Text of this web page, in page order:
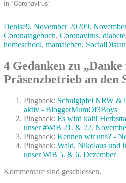
In "Coronavirus"
Autor
DeniseVeröffentlicht
am
9. November 20209.
Coronatagebuch, Coronavirus,
homeschool, mamaleben,
4 Gedanken zu
Präsenzbetrieb an den
Pingback: Schulgipfel NRW &
aktiv - BloggerMumOf3Boys
Pingback: Es wird kalt!
unser #WiB 21. & 22.
Pingback: Kennen wir uns? -
Pingback: Wald, Nikolaus und
unser WiB 5. & 6. Dezember
Kommentare sind geschlossen.